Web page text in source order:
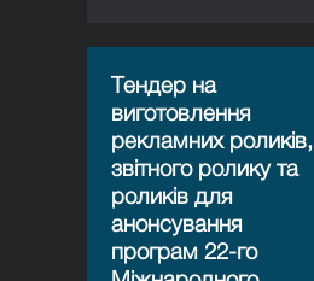
Тендер на
виготовлення
рекламних роликів,
звітного ролику та
роликів для
анонсування
програм 22-го